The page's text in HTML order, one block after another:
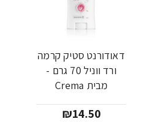
דאודורנט סטיק קרמה
ורד ווניל 70 גרם -
מבית Crema
₪14.50